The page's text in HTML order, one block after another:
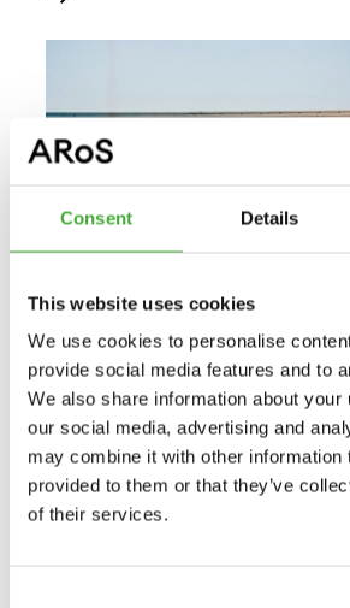
Consent Details
This website uses cookies
We use cookies to personalise
provide social media features and to
We also share information about your
our social media, advertising and
may combine it with other information
provided to them or that they’ve
of their services.